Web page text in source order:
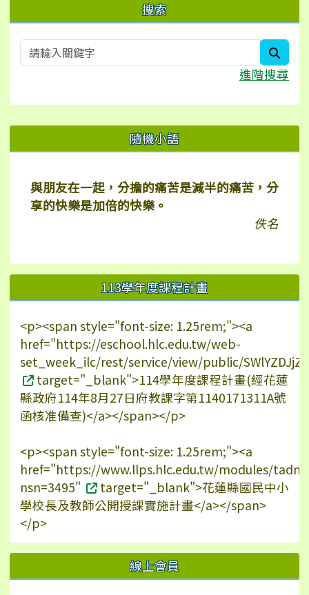
搜索
進階搜尋
右邊區域內容 隨機小語
與朋友在一起，分擔的痛苦是減半的痛苦，分
享的快樂是加倍的快樂。
佚名
113學年度課程計畫
<p><span style="font-size: 1.25rem;"><a
href="https://eschool.hlc.edu.tw/web-
set_week_ilc/rest/service/view/public/
target="_blank">114學年度課程計畫(經花蓮
縣政府114年8月27日府教課字第1140171311A號
函核准備查)</a></span></p>
<p><span style="font-size: 1.25rem;"><a
href="https://www.llps.hlc.edu.tw/modules/
nsn=3495"
target="_blank">花蓮縣國民中小
學校長及教師公開授課實施計畫</a></span>
</p>
線上會員